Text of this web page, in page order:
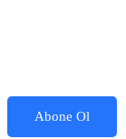
Abone Ol